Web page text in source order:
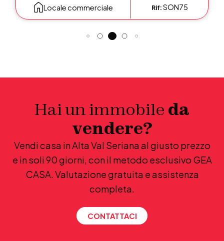
Locale commerciale Rif:SON75
Hai un immobile da
vendere?
Vendi casa in Alta Val Seriana al giusto prezzo
e in soli 90 giorni, con il metodo esclusivo GEA
CASA. Valutazione gratuita e assistenza
completa.
CONTATTACI